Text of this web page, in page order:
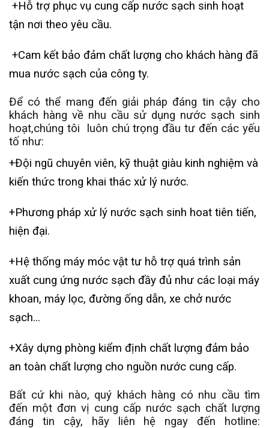
+Hỗ trợ phục vụ cung cấp nước sạch sinh hoạt
tận nơi theo yêu cầu.
+Cam kết bảo đảm chất lượng cho khách hàng đã
mua nước sạch của công ty.
Để có thể mang đến giải pháp đáng tin cậy cho
khách hàng về nhu cầu sử dụng nước sạch sinh
hoạt,chúng tôi luôn chú trọng đầu tư đến các yếu
tố như:
+Đội ngũ chuyên viên, kỹ thuật giàu kinh nghiệm và
kiến thức trong khai thác xử lý nước.
+Phương pháp xử lý nước sạch sinh hoat tiên tiến,
hiện đại.
+Hệ thống máy móc vật tư hỗ trợ quá trình sản
xuất cung ứng nước sạch đầy đủ như các loại máy
khoan, máy lọc, đường ống dẫn, xe chở nước
sạch...
+Xây dựng phòng kiểm định chất lượng đảm bảo
an toàn chất lượng cho nguồn nước cung cấp.
Bất cứ khi nào, quý khách hàng có nhu cầu tìm
đến một đơn vị cung cấp nước sạch chất lượng
đáng tin cậy, hãy liên hệ ngay đến hotline: